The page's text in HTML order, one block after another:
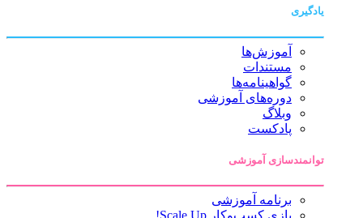
یادگیری
آموزش‌ها
مستندات
گواهینامه‌ها
دوره‌های آموزشی
وبلاگ
پادکست
توانمندسازی آموزشی
برنامه آموزشی
بازی کسب‌وکار Scale Up!